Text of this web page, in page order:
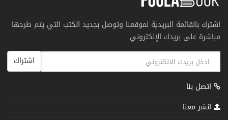
اشترك بالقائمة البريدية لموقعنا وتوصل بجديد الكتب التي يتم طرحها
مباشرة على بريدك الإلكتروني
اشتراك
اتصل بنا
انشر معنا